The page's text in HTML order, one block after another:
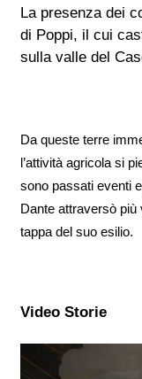
La presenza dei
di Poppi, il cui
sulla valle del
Da queste terre
l’attività agricola si
sono passati eventi
Dante attraversò più
tappa del suo esilio.
Video Storie